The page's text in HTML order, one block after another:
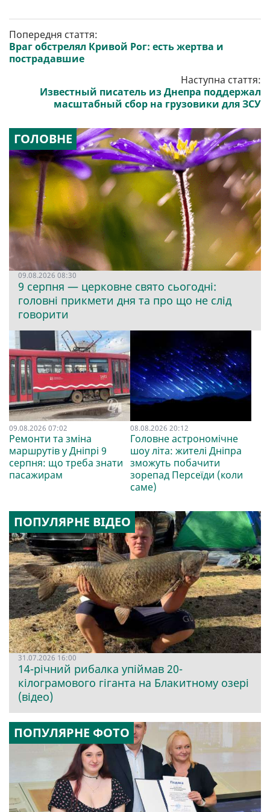
Попередня стаття:
Враг обстрелял Кривой Рог: есть жертва и
пострадавшие
Наступна стаття:
Известный писатель из Днепра поддержал
масштабный сбор на грузовики для ЗСУ
ГОЛОВНЕ
09.08.2026 08:30
9 серпня — церковне свято сьогодні:
головні прикмети дня та про що не слід
говорити
09.08.2026 07:02
Ремонти та зміна
маршрутів у Дніпрі 9
серпня: що треба знати
пасажирам
08.08.2026 20:12
Головне астрономічне
шоу літа: жителі Дніпра
зможуть побачити
зорепад Персеїди (коли
саме)
ПОПУЛЯРНЕ ВІДЕО
31.07.2026 16:00
14-річний рибалка упіймав 20-
кілограмового гіганта на Блакитному озері
(відео)
ПОПУЛЯРНЕ ФОТО